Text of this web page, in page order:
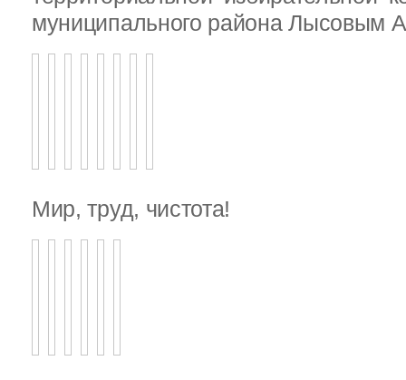
муниципального района Лысовым
Мир, труд, чистота!